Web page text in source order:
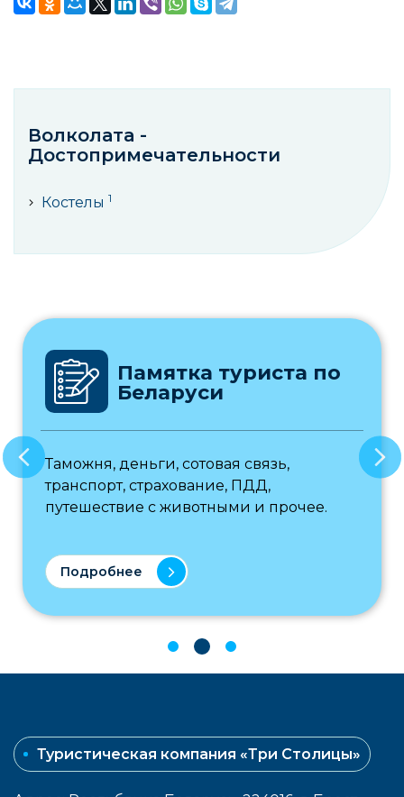
Волколата -
Достопримечательности
Костелы 1
Памятка туриста по
Беларуси
Таможня, деньги, сотовая связь,
транспорт, страхование, ПДД,
путешествие с животными и прочее.
Подробнее
Туристическая компания «Три Столицы»